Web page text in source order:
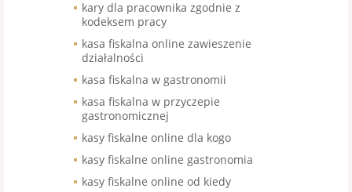
kary dla pracownika zgodnie z
kodeksem pracy
kasa fiskalna online zawieszenie
działalności
kasa fiskalna w gastronomii
kasa fiskalna w przyczepie
gastronomicznej
kasy fiskalne online dla kogo
kasy fiskalne online gastronomia
kasy fiskalne online od kiedy